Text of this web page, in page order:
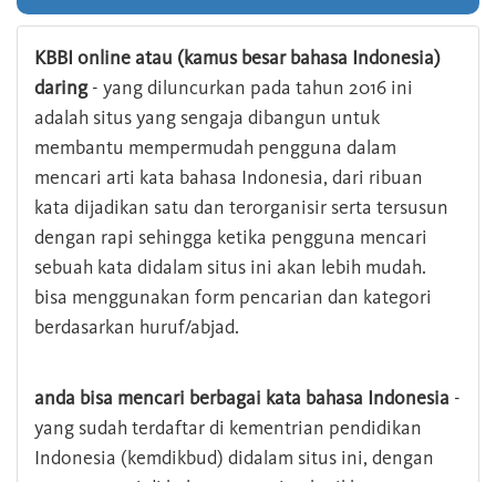
KBBI online atau (kamus besar bahasa Indonesia)
daring- yang diluncurkan pada tahun 2016 ini
adalah situs yang sengaja dibangun untuk
membantu mempermudah pengguna dalam
mencari arti kata bahasa Indonesia, dari ribuan
kata dijadikan satu dan terorganisir serta tersusun
dengan rapi sehingga ketika pengguna mencari
sebuah kata didalam situs ini akan lebih mudah.
bisa menggunakan form pencarian dan kategori
berdasarkan huruf/abjad.
anda bisa mencari berbagai kata bahasa Indonesia -
yang sudah terdaftar di kementrian pendidikan
Indonesia (kemdikbud) didalam situs ini, dengan